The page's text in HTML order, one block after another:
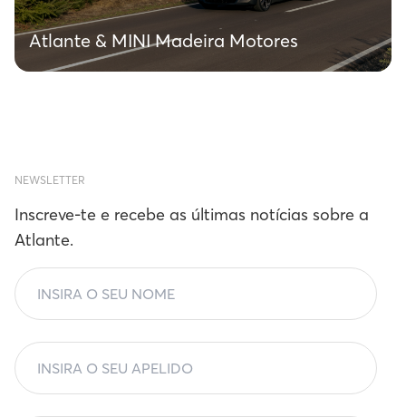
Atlante & MINI Madeira Motores
NEWSLETTER
Inscreve-te e recebe as últimas notícias sobre a
Atlante.